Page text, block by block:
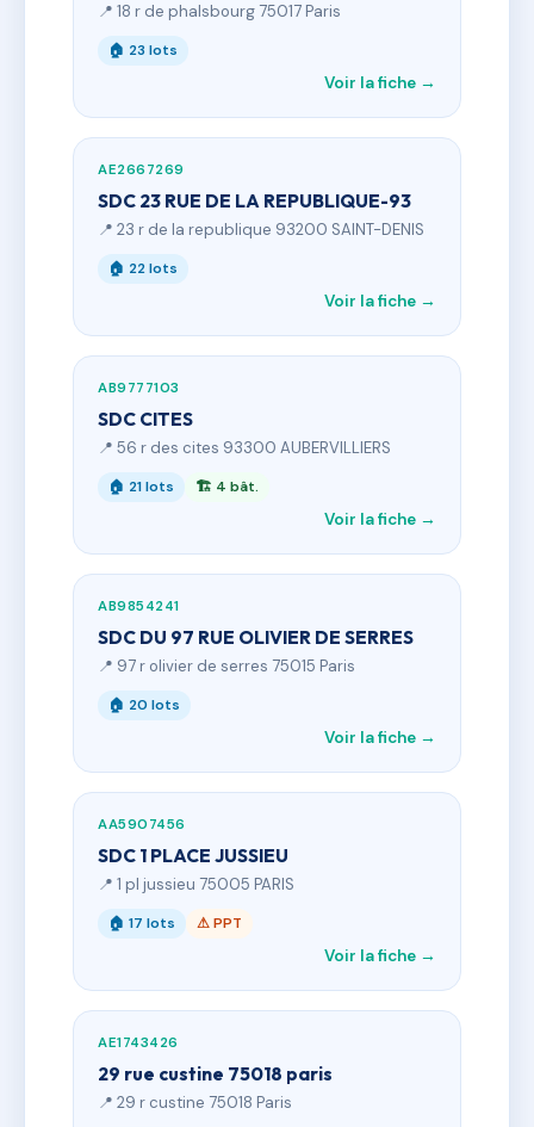
📍 18 r de phalsbourg 75017 Paris
🏠 23 lots
Voir la fiche →
AE2667269
SDC 23 RUE DE LA REPUBLIQUE-93
📍 23 r de la republique 93200 SAINT-DENIS
🏠 22 lots
Voir la fiche →
AB9777103
SDC CITES
📍 56 r des cites 93300 AUBERVILLIERS
🏠 21 lots 🏗 4 bât.
Voir la fiche →
AB9854241
SDC DU 97 RUE OLIVIER DE SERRES
📍 97 r olivier de serres 75015 Paris
🏠 20 lots
Voir la fiche →
AA5907456
SDC 1 PLACE JUSSIEU
📍 1 pl jussieu 75005 PARIS
🏠 17 lots ⚠ PPT
Voir la fiche →
AE1743426
29 rue custine 75018 paris
📍 29 r custine 75018 Paris